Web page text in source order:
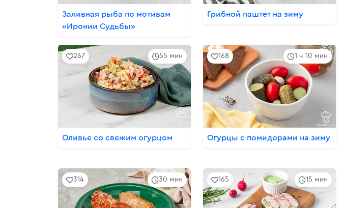
Заливная рыба по мотивам
«Иронии Судьбы»
Грибной паштет на зиму
55 мин
267
Оливье со свежим огурцом
1 ч 10 мин
168
Огурцы с помидорами на зиму
30 мин
314 15 мин
165